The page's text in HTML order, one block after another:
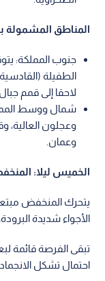
المناطق المشمولة
جنوب المملكة:
الطفيلة
لاحقا إلى قمم
شمال ووسط
وعجلون العالية،
وعمان.
الخميس ليلا:
يتحرك المنخفض
الأجواء شديدة
تبقى الفرصة قائمة
احتمال تشكل